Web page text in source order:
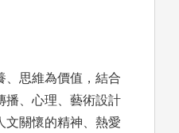
、思維為價值，結合
播、心理、藝術設計
文關懷的精神、熱愛